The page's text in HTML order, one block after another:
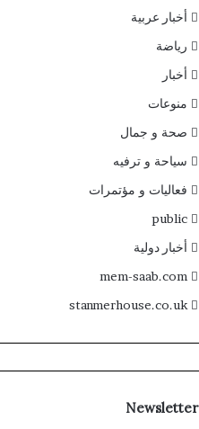
أخبار عربية
رياضة
أخبار
منوعات
صحة و جمال
سياحة و ترفيه
فعاليات و مؤتمرات
public
أخبار دولية
mem-saab.com
stanmerhouse.co.uk
Newsletter